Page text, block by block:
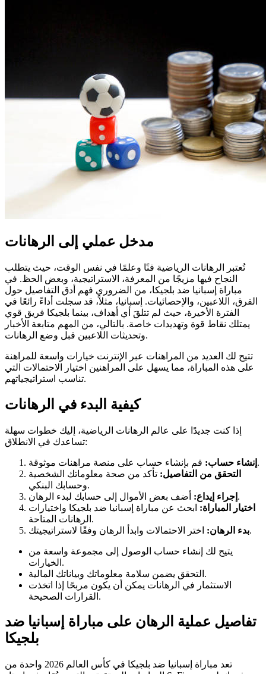
مدخل عملي إلى الرهانات
تُعتبر الرهانات الرياضية فنًا وعلمًا في نفس الوقت، حيث يتطلب
النجاح فيها مزيجًا من المعرفة، الاستراتيجية، وبعض الحظ. في
مباراة إسبانيا ضد بلجيكا، من الضروري فهم أدق التفاصيل حول
الفرق، اللاعبين، والإحصائيات. إسبانيا، مثلاً، قد سجلت أداءً رائعًا في
الفترة الأخيرة، حيث لم تتلقَ أي أهداف، بينما بلجيكا فريق قوي
يمتلك نقاط قوة وتهديدات خاصة. بالتالي، من المهم متابعة الأخبار
وتحديثات اللاعبين قبل وضع الرهانات.
تتيح لك العديد من المراهنات عبر الإنترنت خيارات واسعة للمراهنة
على هذه المباراة، مما يسهل على المراهنين اختيار الاحتمالات التي
تناسب استراتيجياتهم.
كيفية البدء في الرهانات
إذا كنت جديدًا على عالم الرهانات الرياضية، إليك خطوات سهلة
تساعدك في الانطلاق:
إنشاء حساب: قم بإنشاء حساب على منصة مراهنات موثوقة.
التحقق من التفاصيل: تأكد من صحة معلوماتك الشخصية
وحسابك البنكي.
إجراء إيداع: أضف بعض الأموال إلى حسابك لبدء الرهان.
اختيار المباراة: ابحث عن مباراة إسبانيا ضد بلجيكا واختيارات
الرهانات المتاحة.
بدء الرهان:اختر الاحتمالات وابدأ الرهان وفقًا لاستراتيجيتك.
يتيح لك إنشاء حساب الوصول إلى مجموعة واسعة من
الخيارات.
التحقق يضمن سلامة معلوماتك وبياناتك المالية.
الاستثمار في الرهانات يمكن أن يكون مربحًا إذا اتخذت
القرارات الصحيحة.
تفاصيل عملية الرهان على مباراة إسبانيا ضد
بلجيكا
تعد مباراة إسبانيا ضد بلجيكا في كأس العالم 2026 واحدة من